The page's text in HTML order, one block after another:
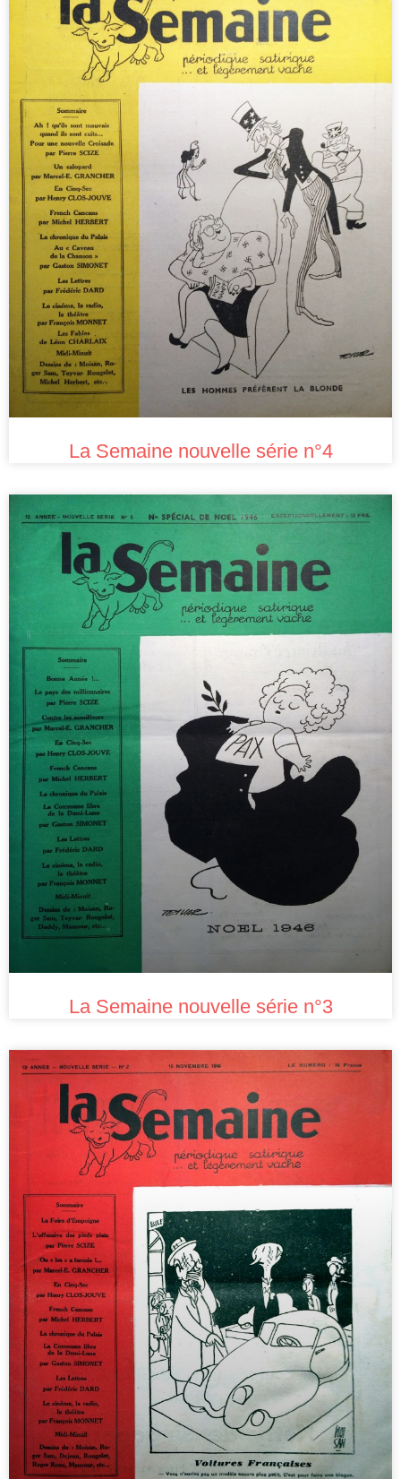
La Semaine nouvelle série n°4
La Semaine nouvelle série n°3